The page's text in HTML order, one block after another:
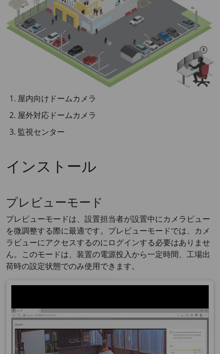
屋内向けドームカメラ
屋外対応ドームカメラ
監視センター
インストール
プレビューモード
プレビューモードは、設置担当者が設置中にカメラビュー
を微調整する際に最適です。プレビューモードでは、カメ
ラビューにアクセスするのにログインする必要はありませ
ん。このモードは、装置の電源投入から一定時間、工場出
荷時の設定状態でのみ使用できます。